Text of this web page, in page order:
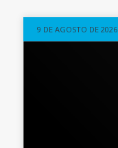
9 DE AGOSTO DE 2026